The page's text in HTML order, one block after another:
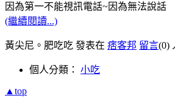
因為第一不能視訊電話~因為無法說話
(繼續閱讀...)
黃尖尼。肥吃吃 發表在 痞客邦 留言(0)
個人分類： 小吃
▲top